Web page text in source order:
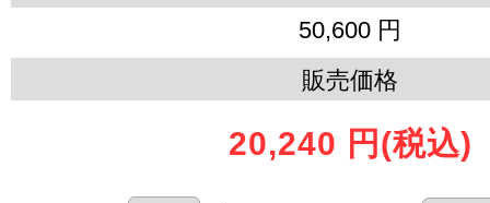
50,600 円
販売価格
20,240 円 (税込)